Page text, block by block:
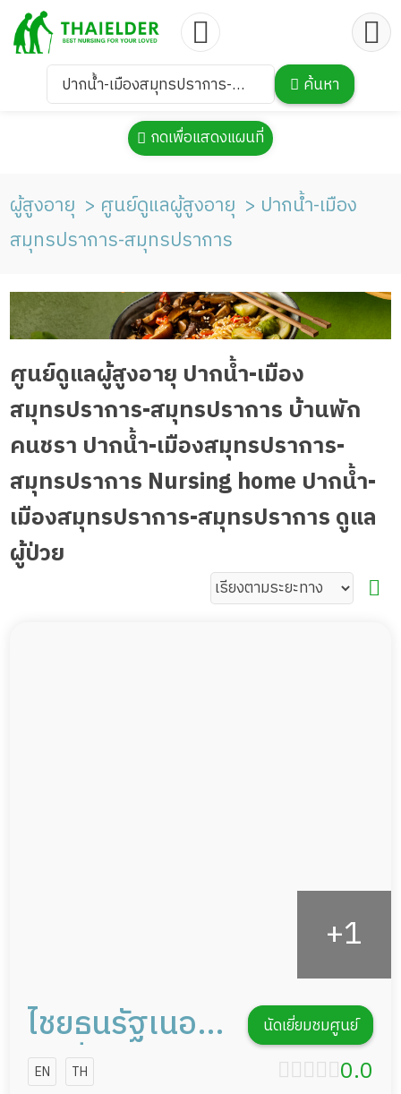
ปากน้ำ-เมืองสมุทรปราการ-
สมุทรปราการ
ค้นหา
กดเพื่อแสดงแผนที่
ผู้สูงอายุ ศูนย์ดูแลผู้สูงอายุ
ปากน้ำ-เมือง
สมุทรปราการ-สมุทรปราการ
ศูนย์ดูแลผู้สูงอายุ ปากน้ำ-เมือง
สมุทรปราการ-สมุทรปราการ บ้านพัก
คนชรา ปากน้ำ-เมืองสมุทรปราการ-
สมุทรปราการ Nursing home ปากน้ำ-
เมืองสมุทรปราการ-สมุทรปราการ ดูแล
ผู้ป่วย
นัดเยี่ยมชมศูนย์
ไชยธนรัฐเนอ
ร์สซิ่งแคร์
EN TH 0.0